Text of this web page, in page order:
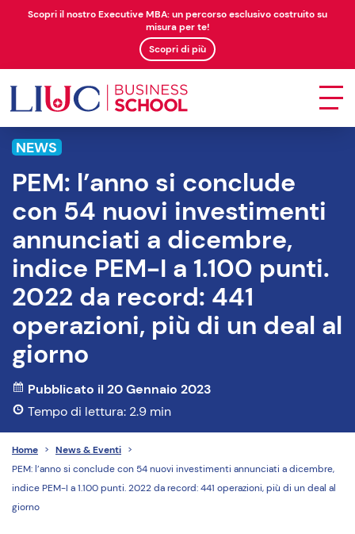
Scopri il nostro Executive MBA: un percorso esclusivo costruito su
misura per te!
Scopri di più
NEWS
PEM: l’anno si conclude
con 54 nuovi investimenti
annunciati a dicembre,
indice PEM-I a 1.100 punti.
2022 da record: 441
operazioni, più di un deal al
giorno
Pubblicato il 20 Gennaio 2023
Tempo di lettura: 2.9 min
Home > News & Eventi >
PEM: l’anno si conclude con 54 nuovi investimenti annunciati a dicembre,
indice PEM-I a 1.100 punti. 2022 da record: 441 operazioni, più di un deal al
giorno